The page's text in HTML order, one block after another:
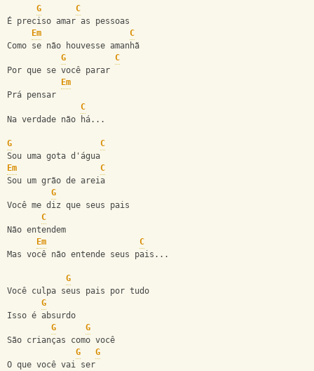
G
C
É preciso amar as pessoas
Em
C
Como se não houvesse amanhã
G
C
Por que se você parar
Em
Prá pensar
C
Na verdade não há...
G
C
Sou uma gota d'água
Em
C
Sou um grão de areia
G
Você me diz que seus pais
C
Não entendem
Em
C
Mas você não entende seus pais...
G
Você culpa seus pais por tudo
G
Isso é absurdo
G
G
São crianças como você
G
G
O que você vai ser